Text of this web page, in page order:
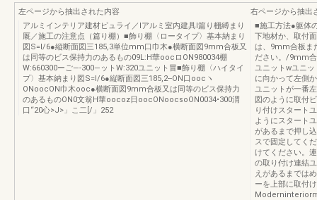
左ページから抽出された内容
アルミインテリア建材ピュライ／Iアルミ室内建具I篇り棚縛まり
厩／施工の注意点（篇り棚）■飾り棚〈ロータイプ〉基本納まり
図S=l/6●縦断面図三185,3単位mm口巾木●横断面図9mm合板又
は同等のビス保持力のあるもの09L:H華oocロON980034棚
W:660300ーご―-300―ットW:320ユニット冒■飾り棚〈ハイタイ
プ〉基本納まり図S=l/6●縦断面図三185,2--ON口oocヽ
ONoocON巾木ooc●横断面図9mm合板又は同等のビス保持力
のあるものON0文翁H華oocoz日oocONoocsoON0034•300渭
口“20心>J>」こ二[/」252
右ページから抽出
■施工方法●躯体
下地材か、取付
は、9mm合板ま
ださい。/9mm
ユニットwユニ
に向かって左側
ユニットが一番
図のように取付
り付けスタート
ようにスタート
があるまで押し
スで固定してく
けてください。
の取り付け連結
えがあるまでは
ーを上部に取付